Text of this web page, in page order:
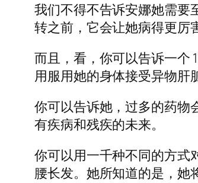
我们不得不告诉安娜她需要
转之前，它会让她病得更厉
而且，看，你可以告诉一个
用服用她的身体接受异物肝
你可以告诉她，过多的药物
有疾病和残疾的未来。
你可以用一千种不同的方式
腰长发。她所知道的是，她